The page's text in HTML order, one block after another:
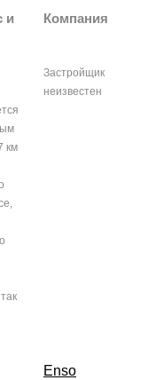
и
Компания
км
Застройщик
неизвестен
Enso